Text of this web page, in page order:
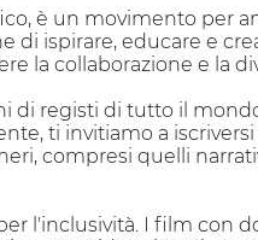
è un movimento per
di ispirare, educare e
la collaborazione e la
di registi di tutto il
ti invitiamo a
compresi quelli
l'inclusività. I film con